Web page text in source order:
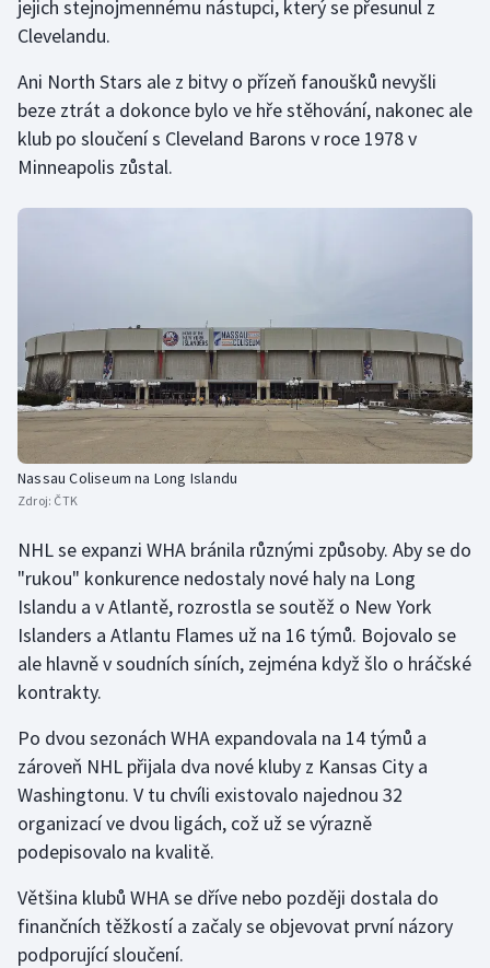
jejich stejnojmennému nástupci, který se přesunul z
Clevelandu.
Ani North Stars ale z bitvy o přízeň fanoušků nevyšli
beze ztrát a dokonce bylo ve hře stěhování, nakonec ale
klub po sloučení s Cleveland Barons v roce 1978 v
Minneapolis zůstal.
Nassau Coliseum na Long Islandu
Zdroj: ČTK
NHL se expanzi WHA bránila různými způsoby. Aby se do
"rukou" konkurence nedostaly nové haly na Long
Islandu a v Atlantě, rozrostla se soutěž o New York
Islanders a Atlantu Flames už na 16 týmů. Bojovalo se
ale hlavně v soudních síních, zejména když šlo o hráčské
kontrakty.
Po dvou sezonách WHA expandovala na 14 týmů a
zároveň NHL přijala dva nové kluby z Kansas City a
Washingtonu. V tu chvíli existovalo najednou 32
organizací ve dvou ligách, což už se výrazně
podepisovalo na kvalitě.
Většina klubů WHA se dříve nebo později dostala do
finančních těžkostí a začaly se objevovat první názory
podporující sloučení.